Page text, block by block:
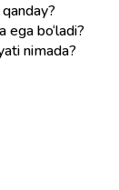
ega bo‘ladi?
nimada?